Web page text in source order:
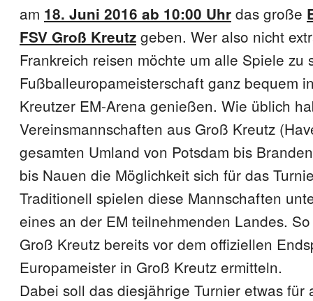
am 18. Juni 2016 ab 10:00 Uhr das große
FSV Groß Kreutz geben. Wer also nicht
Frankreich reisen möchte um alle Spiele zu
Fußballeuropameisterschaft ganz bequem
Kreutzer EM-Arena genießen. Wie üblich
Vereinsmannschaften aus Groß Kreutz
gesamten Umland von Potsdam bis
bis Nauen die Möglichkeit sich für das
Traditionell spielen diese Mannschaften
eines an der EM teilnehmenden Landes.
Groß Kreutz bereits vor dem offiziellen
Europameister in Groß Kreutz ermitteln.
Dabei soll das diesjährige Turnier etwas für